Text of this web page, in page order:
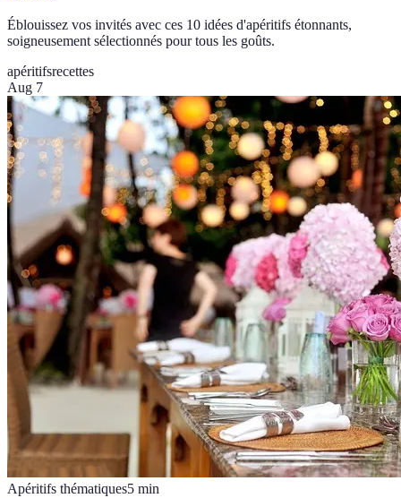
Éblouissez vos invités avec ces 10 idées d'apéritifs étonnants,
soigneusement sélectionnés pour tous les goûts.
apéritifsrecettes
Aug 7
Apéritifs thématiques5 min